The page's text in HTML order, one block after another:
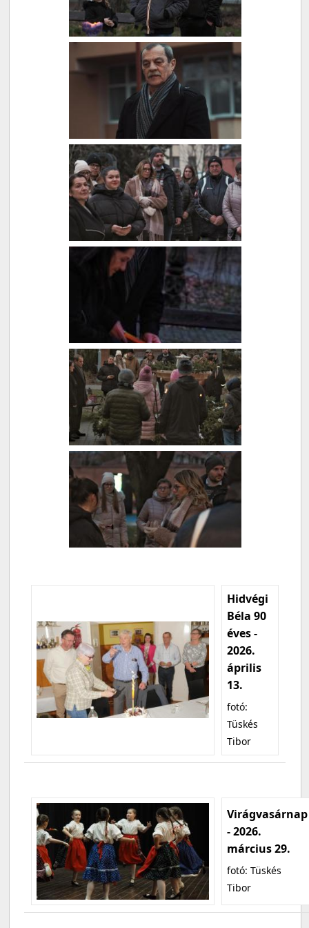
Hidvégi
Béla 90
éves -
2026.
április
13.
fotó:
Tüskés
Tibor
Virágvasárnap
- 2026.
március 29.
fotó: Tüskés
Tibor